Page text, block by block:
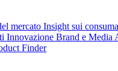
mercato Insight sui
Innovazione Brand e Media
Finder